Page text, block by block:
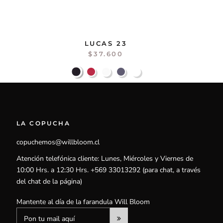
LUCAS 23
$37.600
LA COPUCHA
copuchemos@willbloom.cl
Atención telefónica cliente: Lunes, Miércoles y Viernes de
10:00 Hrs. a 12:30 Hrs. +569 33013292 (para chat, a través
del chat de la página)
Mantente al día de la farandula Will Bloom